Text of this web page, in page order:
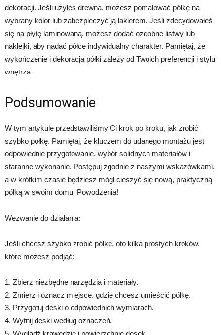
dekoracji. Jeśli użyłeś drewna, możesz pomalować półkę na
wybrany kolor lub zabezpieczyć ją lakierem. Jeśli zdecydowałeś
się na płytę laminowaną, możesz dodać ozdobne listwy lub
naklejki, aby nadać półce indywidualny charakter. Pamiętaj, że
wykończenie i dekoracja półki zależy od Twoich preferencji i stylu
wnętrza.
Podsumowanie
W tym artykule przedstawiliśmy Ci krok po kroku, jak zrobić
szybko półkę. Pamiętaj, że kluczem do udanego montażu jest
odpowiednie przygotowanie, wybór solidnych materiałów i
staranne wykonanie. Postępuj zgodnie z naszymi wskazówkami,
a w krótkim czasie będziesz mógł cieszyć się nową, praktyczną
półką w swoim domu. Powodzenia!
Wezwanie do działania:
Jeśli chcesz szybko zrobić półkę, oto kilka prostych kroków,
które możesz podjąć:
1. Zbierz niezbędne narzędzia i materiały.
2. Zmierz i oznacz miejsce, gdzie chcesz umieścić półkę.
3. Przygotuj deski o odpowiednich wymiarach.
4. Wytnij deski według oznaczeń.
5. Wygładź krawędzie i powierzchnie desek.